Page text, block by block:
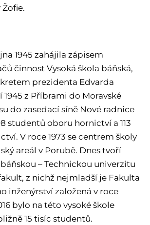
1945 zahájila zápisem
činnost Vysoká škola báňská,
prezidenta Edvarda
1945 z Příbrami do Moravské
do zasedací síně Nové radnice
studentů oboru hornictví a 113
V roce 1973 se centrem školy
areál v Porubě. Dnes tvoří
– Technickou univerzitu
z nichž nejmladší je Fakulta
inženýrství založená v roce
bylo na této vysoké škole
15 tisíc studentů.